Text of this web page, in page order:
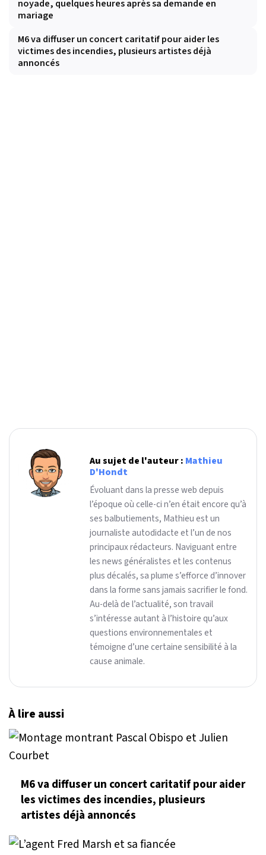
noyade, quelques heures après sa demande en
mariage
M6 va diffuser un concert caritatif pour aider les
victimes des incendies, plusieurs artistes déjà
annoncés
Au sujet de l'auteur : Mathieu
D'Hondt
Évoluant dans la presse web depuis
l’époque où celle-ci n’en était encore qu’à
ses balbutiements, Mathieu est un
journaliste autodidacte et l’un de nos
principaux rédacteurs. Naviguant entre
les news généralistes et les contenus
plus décalés, sa plume s’efforce d’innover
dans la forme sans jamais sacrifier le fond.
Au-delà de l’actualité, son travail
s’intéresse autant à l’histoire qu’aux
questions environnementales et
témoigne d’une certaine sensibilité à la
cause animale.
À lire aussi
M6 va diffuser un concert caritatif pour aider
les victimes des incendies, plusieurs
artistes déjà annoncés